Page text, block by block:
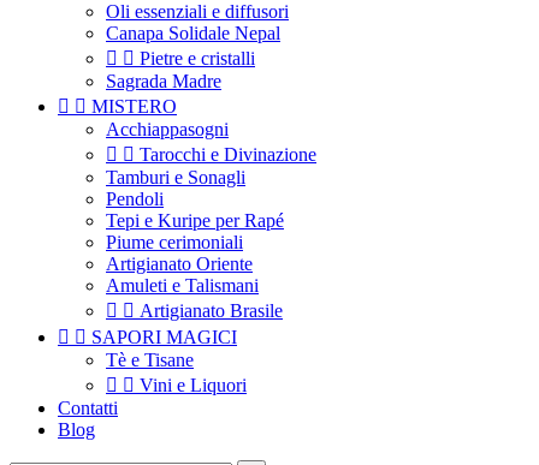
Oli essenziali e diffusori
Canapa Solidale Nepal
  Pietre e cristalli
Sagrada Madre
  MISTERO
Acchiappasogni
  Tarocchi e Divinazione
Tamburi e Sonagli
Pendoli
Tepi e Kuripe per Rapé
Piume cerimoniali
Artigianato Oriente
Amuleti e Talismani
  Artigianato Brasile
  SAPORI MAGICI
Tè e Tisane
  Vini e Liquori
Contatti
Blog